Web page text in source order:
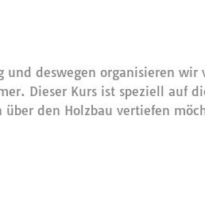
deswegen organisieren wir
Dieser Kurs ist speziell auf
den Holzbau vertiefen